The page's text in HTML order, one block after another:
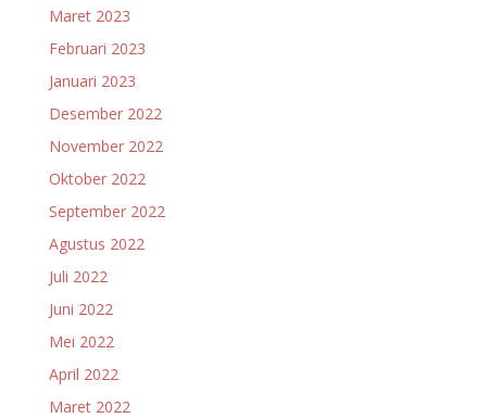
Maret 2023
Februari 2023
Januari 2023
Desember 2022
November 2022
Oktober 2022
September 2022
Agustus 2022
Juli 2022
Juni 2022
Mei 2022
April 2022
Maret 2022